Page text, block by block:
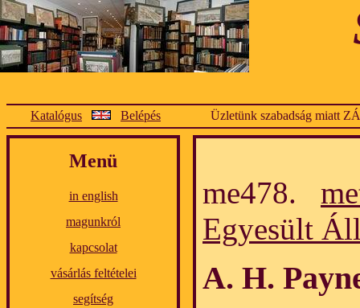
Katalógus Belépés Üzletünk szabadság miatt
Menü
in english
magunkról
kapcsolat
vásárlás feltételei
segítség
me478.
Egyesült
A. H.